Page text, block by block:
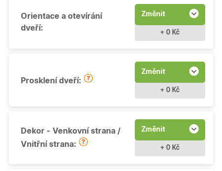
Orientace a otevírání
dveří:
Změnit
+ 0 Kč
Prosklení dveří:
Změnit
+ 0 Kč
Dekor - Venkovní strana /
Vnitřní strana:
Změnit
+ 0 Kč